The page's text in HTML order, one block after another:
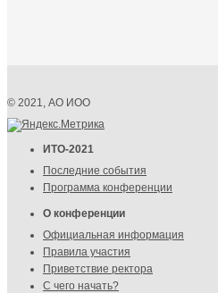
© 2021, АО ИОО
ИТО-2021
Последние события
Программа конференции
О конференции
Официальная информация
Правила участия
Приветствие ректора
С чего начать?